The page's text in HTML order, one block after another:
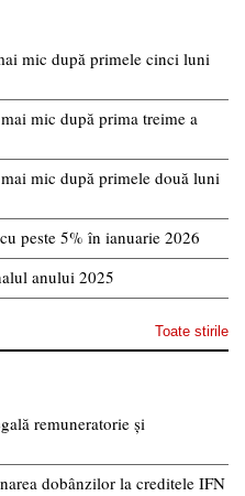
mic după primele cinci luni
mic după prima treime a
mic după primele două luni
peste 5% în ianuarie 2026
anului 2025
Toate stirile
remuneratorie și
dobânzilor la creditele IFN